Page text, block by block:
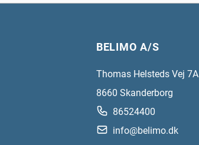
BELIMO A/S
Thomas Helsteds Vej 7A
8660 Skanderborg
86524400
info@belimo.dk